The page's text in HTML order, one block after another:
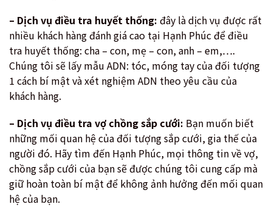
– Dịch vụ điều tra huyết thống: đây là dịch vụ được rất
nhiều khách hàng đánh giá cao tại Hạnh Phúc để điều
tra huyết thống: cha – con, mẹ – con, anh – em,….
Chúng tôi sẽ lấy mẫu ADN: tóc, móng tay của đối tượng
1 cách bí mật và xét nghiệm ADN theo yêu cầu của
khách hàng.
– Dịch vụ điều tra vợ chồng sắp cưới: Bạn muốn biết
những mối quan hệ của đối tượng sắp cưới, gia thế của
người đó. Hãy tìm đến Hạnh Phúc, mọi thông tin về vợ,
chồng sắp cưới của bạn sẽ được chúng tôi cung cấp mà
giữ hoàn toàn bí mật để không ảnh hưởng đến mối quan
hệ của bạn.